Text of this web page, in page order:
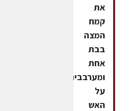
את
קמח
המצה
בבת
אחת
ומערבבים
על
האש